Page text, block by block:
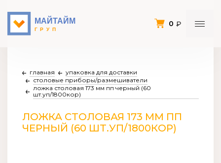
0
главная
упаковка для доставки
столовые приборы/размешиватели
ложка столовая 173 мм пп черный (60
шт.уп/1800кор)
ЛОЖКА СТОЛОВАЯ 173 ММ ПП
ЧЕРНЫЙ (60 ШТ.УП/1800КОР)